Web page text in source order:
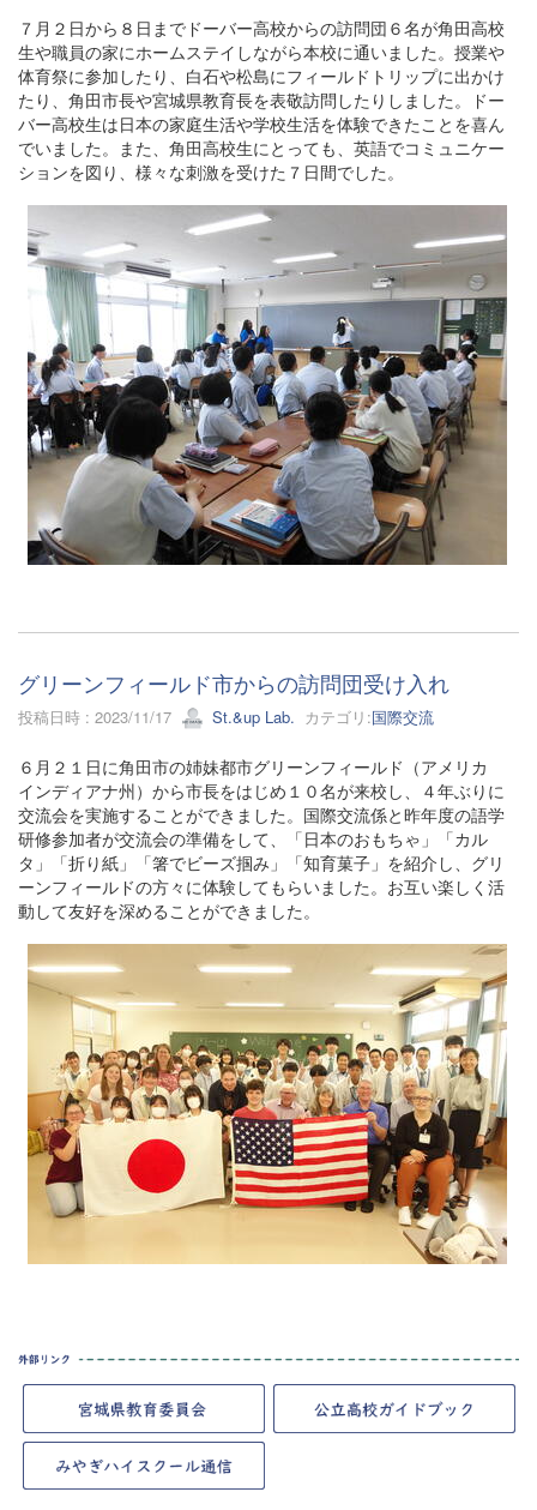
７月２日から８日までドーバー高校からの訪問団６名が角田高校
生や職員の家にホームステイしながら本校に通いました。授業や
体育祭に参加したり、白石や松島にフィールドトリップに出かけ
たり、角田市長や宮城県教育長を表敬訪問したりしました。ドー
バー高校生は日本の家庭生活や学校生活を体験できたことを喜ん
でいました。また、角田高校生にとっても、英語でコミュニケー
ションを図り、様々な刺激を受けた７日間でした。
グリーンフィールド市からの訪問団受け入れ
投稿日時 : 2023/11/17 St.&up Lab. カテゴリ:国際交流
６月２１日に角田市の姉妹都市グリーンフィールド（アメリカ
インディアナ州）から市長をはじめ１０名が来校し、４年ぶりに
交流会を実施することができました。国際交流係と昨年度の語学
研修参加者が交流会の準備をして、「日本のおもちゃ」「カル
タ」「折り紙」「箸でビーズ掴み」「知育菓子」を紹介し、グリ
ーンフィールドの方々に体験してもらいました。お互い楽しく活
動して友好を深めることができました。